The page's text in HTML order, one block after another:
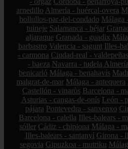
arnedillo Almería - huércal-overa
bollullos-par-del-condado Málaga
tuineje Salamanca - béjar
aljaraque Granada - guadix
barbastro Valencia - sagunt Illes-
- carmona Ciudad-real - valdepeñas
- baeza Navarra - tudela
benicarló Málaga - benahavís
malgrat-de-mar Málaga - antequera
Castellón - vinaròs Barcelona -
Asturias - cangas-de-onís León -
pájara Pontevedra - sanxenxo
Barcelona - calella Illes-balears -
sóller Cádiz - chipiona Málaga -
Illes-balears - santanyí Girona -
segovia Gipuzkoa - mutriku